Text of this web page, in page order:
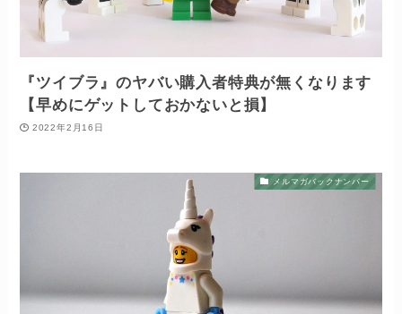
『ツイブラ』のヤバい購入者特典が無くなります
【早めにゲットしておかないと損】
2022年2月16日
メルマガバックナンバー